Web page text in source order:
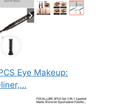
Eye Makeup: